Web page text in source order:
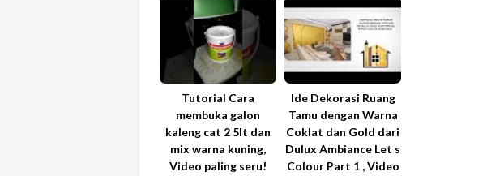
Tutorial Cara
membuka galon
kaleng cat 2 5lt dan
mix warna kuning,
Video paling seru!
Ide Dekorasi Ruang
Tamu dengan Warna
Coklat dan Gold dari
Dulux Ambiance Let s
Colour Part 1 , Video